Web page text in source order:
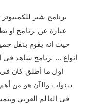
برنامج شير
عبارة عن برنامج او
انواع … برنامج شاهد فى
سنوات والآن هو من أهم
فى العالم العربي